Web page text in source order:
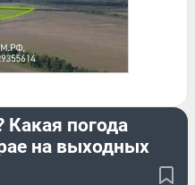
погода
на выходных